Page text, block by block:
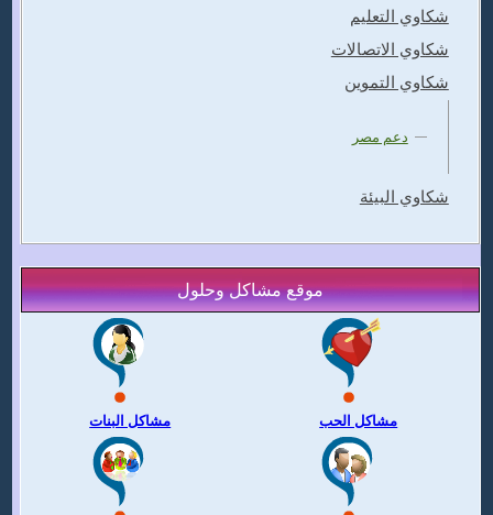
شكاوي التعليم
شكاوي الاتصالات
شكاوي التموين
دعم مصر
شكاوي البيئة
موقع مشاكل وحلول
مشاكل البنات مشاكل الحب